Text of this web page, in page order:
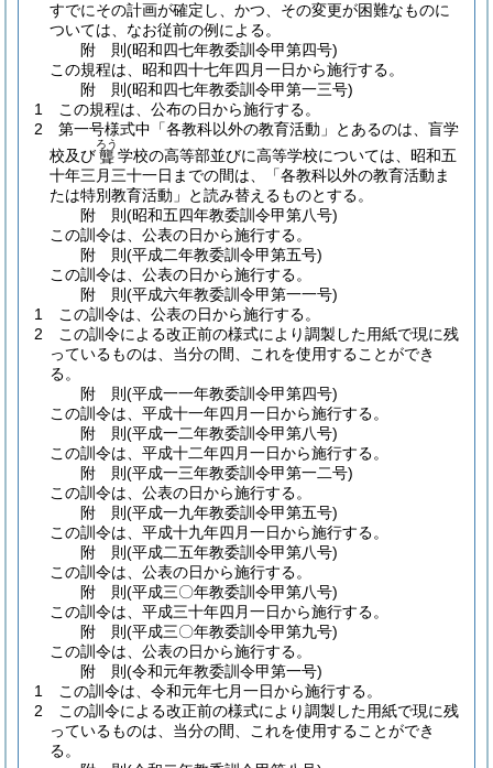
すでにその計画が確定し、かつ、その変更が困難なものに
ついては、なお従前の例による。
附 則(昭和四七年教委訓令甲第四号)
この規程は、昭和四十七年四月一日から施行する。
附 則(昭和四七年教委訓令甲第一三号)
1
この規程は、公布の日から施行する。
2
第一号様式中「各教科以外の教育活動」とあるのは、盲学
校及び聾
ろう
学校の高等部並びに高等学校については、昭和五
十年三月三十一日までの間は、「各教科以外の教育活動ま
たは特別教育活動」と読み替えるものとする。
附 則(昭和五四年教委訓令甲第八号)
この訓令は、公表の日から施行する。
附 則(平成二年教委訓令甲第五号)
この訓令は、公表の日から施行する。
附 則(平成六年教委訓令甲第一一号)
1
この訓令は、公表の日から施行する。
2
この訓令による改正前の様式により調製した用紙で現に残
っているものは、当分の間、これを使用することができ
る。
附 則(平成一一年教委訓令甲第四号)
この訓令は、平成十一年四月一日から施行する。
附 則(平成一二年教委訓令甲第八号)
この訓令は、平成十二年四月一日から施行する。
附 則(平成一三年教委訓令甲第一二号)
この訓令は、公表の日から施行する。
附 則(平成一九年教委訓令甲第五号)
この訓令は、平成十九年四月一日から施行する。
附 則(平成二五年教委訓令甲第八号)
この訓令は、公表の日から施行する。
附 則(平成三〇年教委訓令甲第八号)
この訓令は、平成三十年四月一日から施行する。
附 則(平成三〇年教委訓令甲第九号)
この訓令は、公表の日から施行する。
附 則(令和元年教委訓令甲第一号)
1
この訓令は、令和元年七月一日から施行する。
2
この訓令による改正前の様式により調製した用紙で現に残
っているものは、当分の間、これを使用することができ
る。